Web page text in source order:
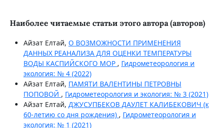
Наиболее читаемые статьи этого автора (авторов)
Айзат Елтай, О ВОЗМОЖНОСТИ ПРИМЕНЕНИЯ
ДАННЫХ РЕАНАЛИЗА ДЛЯ ОЦЕНКИ ТЕМПЕРАТУРЫ
ВОДЫ КАСПИЙСКОГО МОР , Гидрометеорология и
экология: № 4 (2022)
Айзат Елтай, ПАМЯТИ ВАЛЕНТИНЫ ПЕТРОВНЫ
ПОПОВОЙ , Гидрометеорология и экология: № 3 (2021)
Айзат Елтай, ДЖУСУПБЕКОВ ДАУЛЕТ КАЛИБЕКОВИЧ (к
60-летию со дня рождения) , Гидрометеорология и
экология: № 1 (2021)